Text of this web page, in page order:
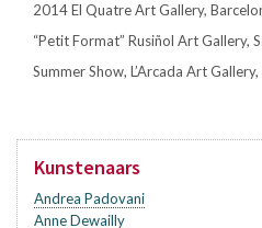
2014 El Quatre Art Gallery,
“Petit Format” Rusiñol Art Gallery,
Summer Show, L’Arcada Art Gallery,
Kunstenaars
Andrea Padovani
Anne Dewailly